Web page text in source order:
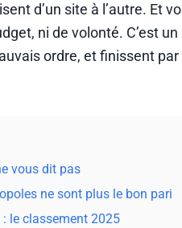
d’un site à l’autre. Et
ni de volonté. C’est
ordre, et finissent
vous dit pas
ne sont plus le bon pari
le classement 2025